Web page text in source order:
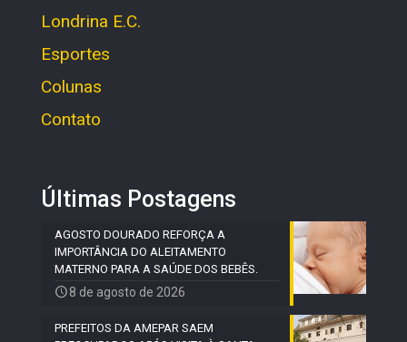
Londrina E.C.
Esportes
Colunas
Contato
Últimas Postagens
AGOSTO DOURADO REFORÇA A
IMPORTÂNCIA DO ALEITAMENTO
MATERNO PARA A SAÚDE DOS BEBÊS.
8 de agosto de 2026
PREFEITOS DA AMEPAR SAEM